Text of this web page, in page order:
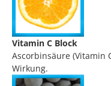
Vitamin C Block
Ascorbinsäure (Vitamin
Wirkung.